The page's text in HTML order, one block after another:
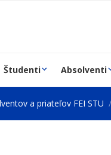
Študenti Absolventi
a priateľov FEI STU